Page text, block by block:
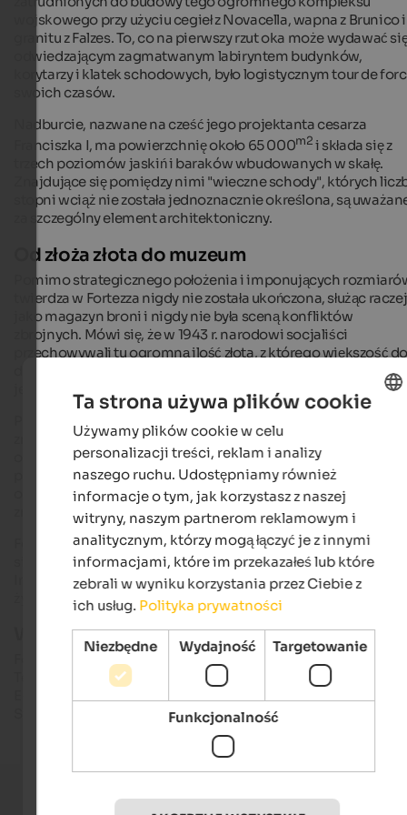
wojskowego przy użyciu cegieł z Novacella, wapna z Brunico i
granitu z Falzes. To, co na pierwszy rzut oka może wydawać
odwiedzającym zagmatwanym labiryntem budynków,
korytarzy i klatek schodowych, było logistycznym tour de
swoich czasów.
Nadburcie, nazwane na cześć jego projektanta cesarza
Franciszka I, ma powierzchnię około 65 000m2i składa się z
trzech poziomów jaskiń i baraków wbudowanych w skałę.
Znajdujące się pomiędzy nimi "wieczne schody", których
stopni wciąż nie została jednoznacznie określona, są
za szczególny element architektoniczny.
Od złoża złota do muzeum
Pomimo strategicznego położenia i imponujących
twierdza w Fortezza nigdy nie została ukończona, służąc raczej
jako magazyn broni i nigdy nie była sceną konfliktów
zbrojnych. Mówi się, że w 1943 r. narodowi socjaliści
przechowywali tu ogromną ilość złota, z którego większość do
dziś uważana jest za zaginioną. Prawdziwość tego mitu jest
Po II wojnie światowej twierdza nie miała już żadnego
znaczenia i aż do początku XXI wieku była terenem
o ograniczonym dostępie. Dziś Fortezza jest własnością
prowincji i gminy. Części twierdzy zostały przebudowane w
ostatnich latach, aby zapewnić przestrzeń dla ciągle
zmieniających się wystaw sztuki i wydarzeń.
Fortyfikacje można zwiedzać. Wycieczki historyczne
się co tydzień lub codziennie, w zależności od pory roku.
Indywidualne spotkania i wycieczki grupowe są dostępne na
Więcej informacji i godziny otwarcia:
Tel.: +39 0472 057218
Strona internetowa: franzensfeste.info
Ta strona używa plików cookie
Używamy plików cookie w celu
personalizacji treści, reklam i analizy
naszego ruchu. Udostępniamy również
informacje o tym, jak korzystasz z naszej
witryny, naszym partnerom reklamowym i
analitycznym, którzy mogą łączyć je z innymi
informacjami, które im przekazałeś lub które
zebrali w wyniku korzystania przez Ciebie z
ich usług. Polityka prywatności
Niezbędne Wydajność Targetowanie
Funkcjonalność